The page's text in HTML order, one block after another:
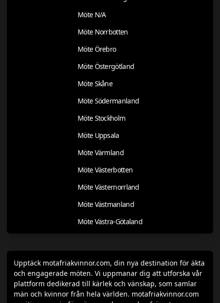
Möte N/A
Möte Norrbotten
Möte Örebro
Möte Östergötland
Möte Skåne
Möte Södermanland
Möte Stockholm
Möte Uppsala
Möte Värmland
Möte Västerbotten
Möte Västernorrland
Möte Västmanland
Möte Västra-Götaland
Upptäck motafriakvinnor.com, din nya destination för äkta
och engagerade möten. Vi uppmanar dig att utforska vår
plattform dedikerad till kärlek och vänskap, som samlar
män och kvinnor från hela världen. motafriakvinnor.com